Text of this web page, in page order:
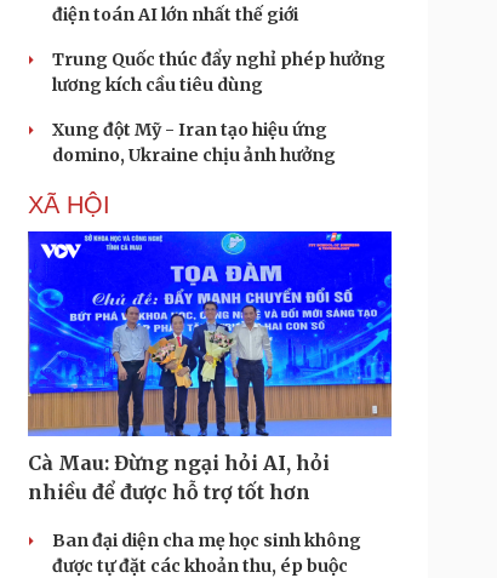
điện toán AI lớn nhất thế giới
Trung Quốc thúc đẩy nghỉ phép hưởng
lương kích cầu tiêu dùng
Xung đột Mỹ - Iran tạo hiệu ứng
domino, Ukraine chịu ảnh hưởng
XÃ HỘI
Cà Mau: Đừng ngại hỏi AI, hỏi
nhiều để được hỗ trợ tốt hơn
Ban đại diện cha mẹ học sinh không
được tự đặt các khoản thu, ép buộc